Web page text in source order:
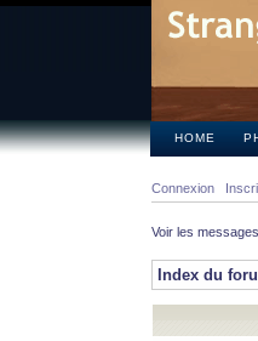
HOME
Connexion
Voir les
Index du